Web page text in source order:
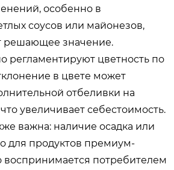
особенно в
соусов или майонезов,
решающее значение.
регламентируют цветность по
в цвете может
отбеливки на
увеличивает себестоимость.
важна: наличие осадка или
для продуктов премиум-
воспринимается потребителем